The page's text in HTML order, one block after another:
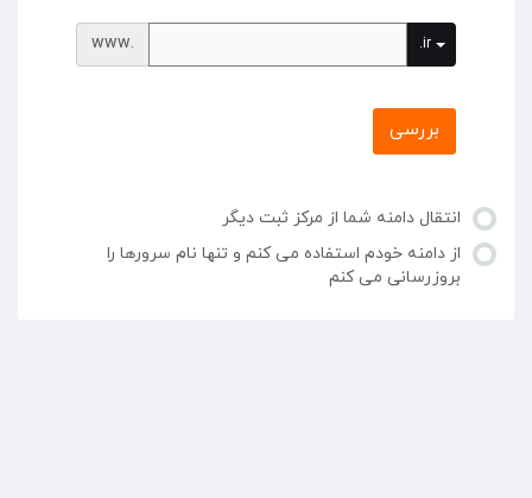
www. .ir
بررسی
انتقال دامنه شما از مرکز ثبت دیگر
از دامنه خودم استفاده می کنم و تنها نام سرورها را
بروزرسانی می کنم